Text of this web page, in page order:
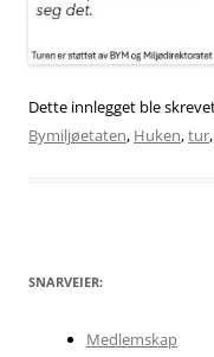
Dette innlegget ble
Bymiljøetaten, Huken,tur,
SNARVEIER:
Medlemskap